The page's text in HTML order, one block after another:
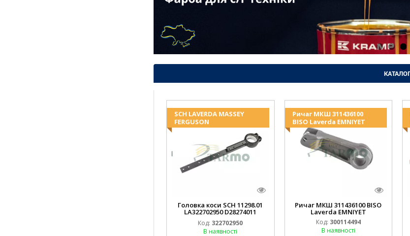
SCH LAVERDA MASSEY
FERGUSON
Головка коси SCH 11298.01
LA322702950 D28274011
EMNIYET
Код: 322702950
В наявності
Ричаг МКШ 311436100
BISO Laverda EMNIYET
Ричаг МКШ 311436100 BISO
Laverda EMNIYET
Код: 300114494
В наявності